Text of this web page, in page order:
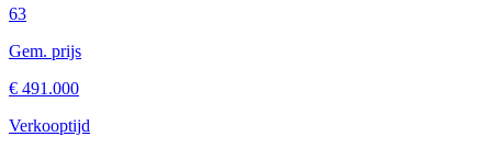
63
Gem. prijs
€ 491.000
Verkooptijd